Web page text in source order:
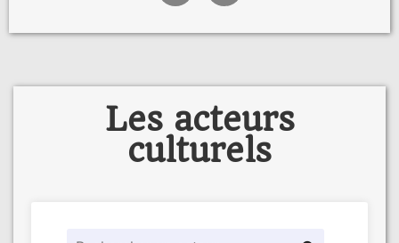
Les acteurs
culturels